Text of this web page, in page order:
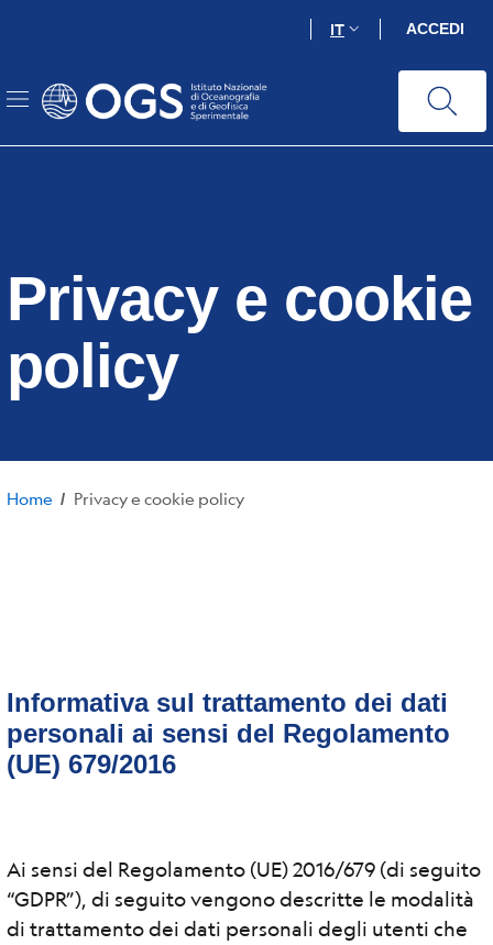
principale
IT ACCEDI
Privacy e cookie
policy
Home / Privacy e cookie policy
Informativa sul trattamento dei dati
personali ai sensi del Regolamento
(UE) 679/2016
Ai sensi del Regolamento (UE) 2016/679 (di seguito
“GDPR”), di seguito vengono descritte le modalità
di trattamento dei dati personali degli utenti che